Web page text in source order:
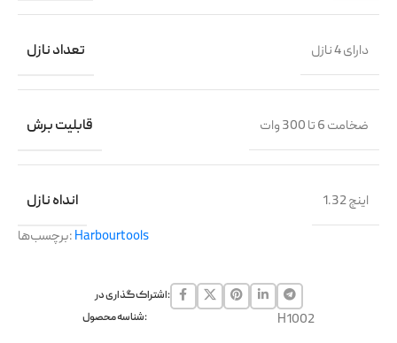
تعداد نازل دارای 4 نازل
قابلیت برش ضخامت 6 تا 300 وات
انداه نازل
1.32 اینچ
برچسب‌ها:Harbourtools
اشتراک گذاری در:
شناسه محصول:
H1002